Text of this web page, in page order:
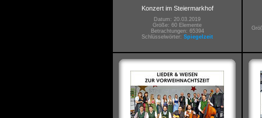
Konzert im Steiermarkhof
Datum: 20.03.2019
Größe: 60 Elemente
Betrachtungen: 65394
Schlüsselwörter: Spiegelzeit